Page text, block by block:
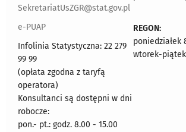
SekretariatUsZGR@stat.gov.pl
e-PUAP
Infolinia Statystyczna: 22 279
99 99
(opłata zgodna z taryfą
operatora)
Konsultanci są dostępni w dni
robocze:
pon.- pt.: godz. 8.00 - 15.00
REGON:
poniedziałek
wtorek-piątek